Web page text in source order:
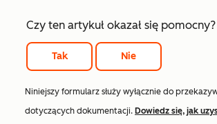
Czy ten artykuł okazał się pomocny?
Tak Nie
Niniejszy formularz służy wyłącznie do
dotyczących dokumentacji. Dowiedz się, jak